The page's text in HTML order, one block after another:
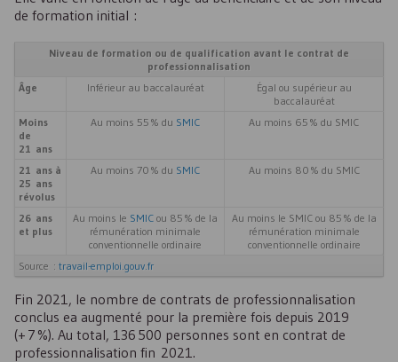
de formation initial :
Niveau de formation ou de qualification avant le contrat de
professionnalisation
Âge
Inférieur au baccalauréat
Égal ou supérieur au
baccalauréat
Moins
de
21 ans
Au moins 55 % du SMIC Au moins 65 % du SMIC
21 ans à
25 ans
révolus
Au moins 70 % du SMIC Au moins 80 % du SMIC
26 ans
et plus
Au moins le SMIC ou 85 % de la
rémunération minimale
conventionnelle ordinaire
Au moins le SMICou 85 % de la
rémunération minimale
conventionnelle ordinaire
Source : travail-emploi.gouv.fr
Fin 2021, le nombre de contrats de professionnalisation
conclus ea augmenté pour la première fois depuis 2019
(+ 7 %). Au total, 136 500 personnes sont en contrat de
professionnalisation fin 2021.